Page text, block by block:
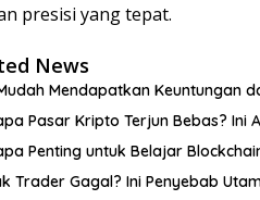
presisi yang tepat.
News
Mendapatkan Keuntungan
Pasar Kripto Terjun Bebas? Ini
Penting untuk Belajar
Trader Gagal? Ini Penyebab